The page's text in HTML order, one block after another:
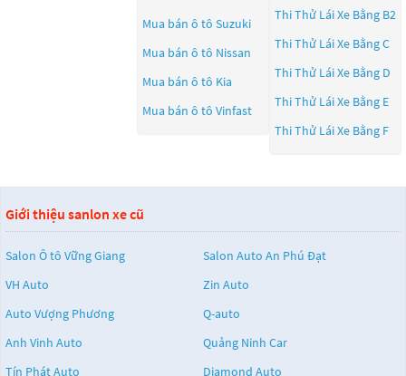
Mua bán ô tô Suzuki
Mua bán ô tô Nissan
Mua bán ô tô Kia
Mua bán ô tô Vinfast
Thi Thử Lái Xe Bằng B2
Thi Thử Lái Xe Bằng C
Thi Thử Lái Xe Bằng D
Thi Thử Lái Xe Bằng E
Thi Thử Lái Xe Bằng F
Giới thiệu sanlon xe cũ
Salon Ô tô Vững Giang
Salon Auto An Phú Đạt
VH Auto
Zin Auto
Auto Vượng Phương
Q-auto
Anh Vinh Auto
Quảng Ninh Car
Tín Phát Auto
Diamond Auto